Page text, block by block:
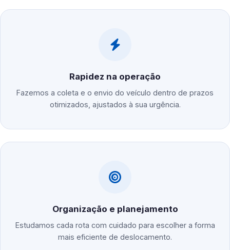
Rapidez na operação
Fazemos a coleta e o envio do veículo dentro de prazos
otimizados, ajustados à sua urgência.
Organização e planejamento
Estudamos cada rota com cuidado para escolher a forma
mais eficiente de deslocamento.